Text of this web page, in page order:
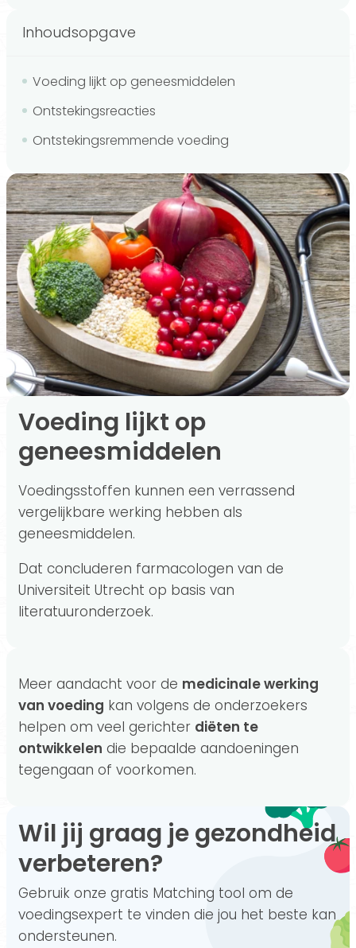
Inhoudsopgave
Voeding lijkt op geneesmiddelen
Ontstekingsreacties
Ontstekingsremmende voeding
Voeding lijkt op
geneesmiddelen
Voedingsstoffen kunnen een verrassend
vergelijkbare werking hebben als
geneesmiddelen.
Dat concluderen farmacologen van de
Universiteit Utrecht op basis van
literatuuronderzoek.
Meer aandacht voor de medicinale werking
van voeding kan volgens de onderzoekers
helpen om veel gerichter diëten te
ontwikkelen die bepaalde aandoeningen
tegengaan of voorkomen.
Wil jij graag je gezondheid
verbeteren?
Gebruik onze gratis Matching tool om de
voedingsexpert te vinden die jou het beste kan
ondersteunen.